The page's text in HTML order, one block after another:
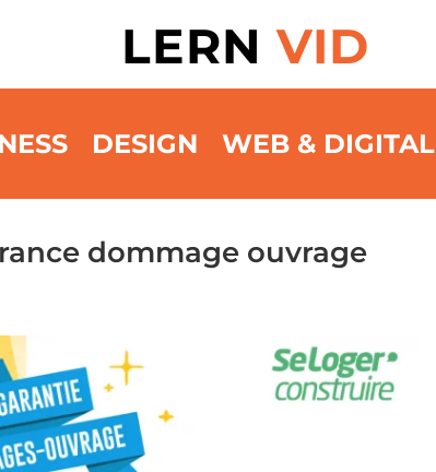
LERNVID
DESIGN WEB & DIGITAL
dommage ouvrage